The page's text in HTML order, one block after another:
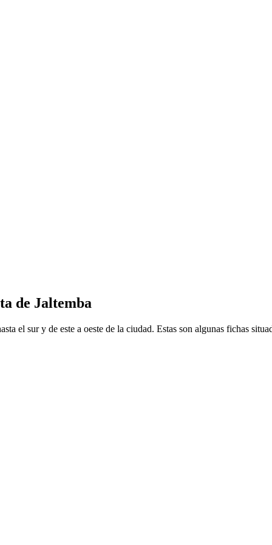
de Jaltemba
el sur y de este a oeste de la ciudad. Estas son algunas fichas